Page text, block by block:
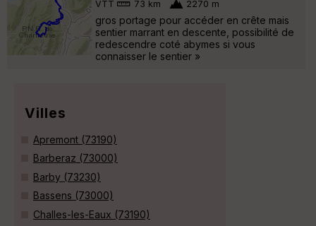
VTT 73 km 2270 m
gros portage pour accéder en crête mais
sentier marrant en descente, possibilité de
redescendre coté abymes si vous
connaisser le sentier »
Villes
Apremont (73190)
Barberaz (73000)
Barby (73230)
Bassens (73000)
Challes-les-Eaux (73190)